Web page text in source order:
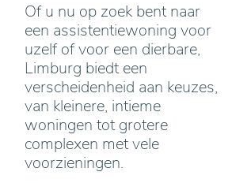
Of u nu op zoek bent naar
een assistentiewoning voor
uzelf of voor een dierbare,
Limburg biedt een
verscheidenheid aan keuzes,
van kleinere, intieme
woningen tot grotere
complexen met vele
voorzieningen.